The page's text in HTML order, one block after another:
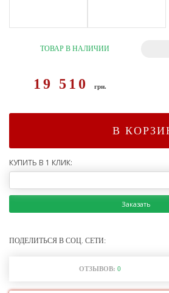
ТОВАР В НАЛИЧИИ
19 510грн.
В
КУПИТЬ В 1 КЛИК:
Заказать
ПОДЕЛИТЬСЯ В СОЦ. СЕТИ:
ОТЗЫВОВ: 0